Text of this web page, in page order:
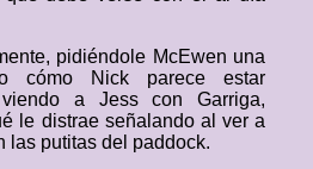
pidiéndole McEwen una
cómo Nick parece estar
a Jess con Garriga,
le distrae señalando al ver a
las putitas del paddock.